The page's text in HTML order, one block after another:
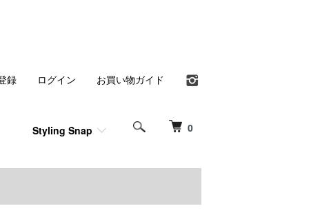
0
Styling Snap
録 ログイン お買い物ガイド